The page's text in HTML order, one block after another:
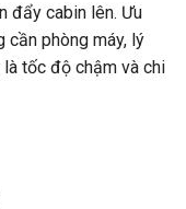
đẩy cabin lên. Ưu
cần phòng máy, lý
tốc độ chậm và chi